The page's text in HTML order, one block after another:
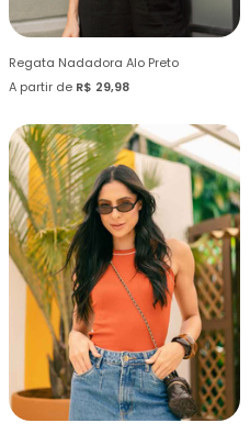
Regata Nadadora Alo Preto
A partir de R$ 29,98